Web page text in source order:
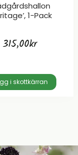
1-Pack
315,00kr
i skottkärran